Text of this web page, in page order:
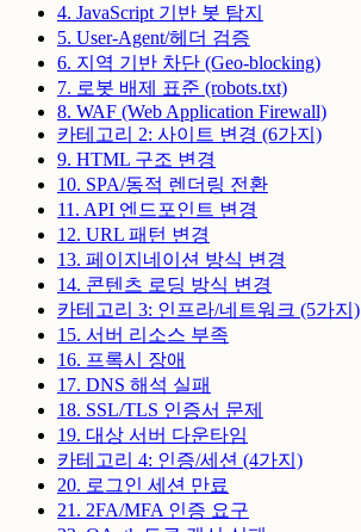
4. JavaScript 기반 봇 탐지
5. User-Agent/헤더 검증
6. 지역 기반 차단 (Geo-blocking)
7. 로봇 배제 표준 (robots.txt)
8. WAF (Web Application Firewall)
카테고리 2: 사이트 변경 (6가지)
9. HTML 구조 변경
10. SPA/동적 렌더링 전환
11. API 엔드포인트 변경
12. URL 패턴 변경
13. 페이지네이션 방식 변경
14. 콘텐츠 로딩 방식 변경
카테고리 3: 인프라/네트워크 (5가지)
15. 서버 리소스 부족
16. 프록시 장애
17. DNS 해석 실패
18. SSL/TLS 인증서 문제
19. 대상 서버 다운타임
카테고리 4: 인증/세션 (4가지)
20. 로그인 세션 만료
21. 2FA/MFA 인증 요구